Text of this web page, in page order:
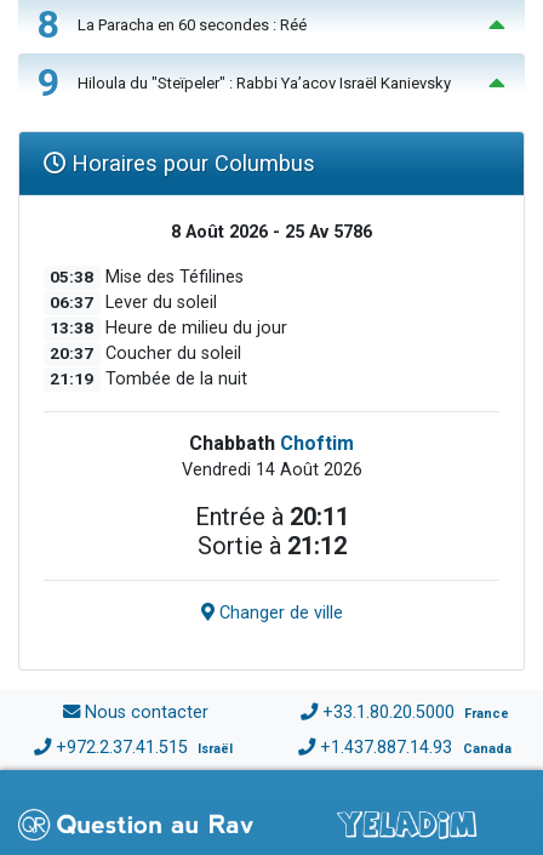
8 La Paracha en 60 secondes : Réé
9 Hiloula du "Steïpeler" : Rabbi Ya’acov Israël Kanievsky
Horaires pour Columbus
8 Août 2026 - 25 Av 5786
05:38 Mise des Téfilines
06:37 Lever du soleil
13:38 Heure de milieu du jour
20:37 Coucher du soleil
21:19 Tombée de la nuit
Chabbath Choftim
Vendredi 14 Août 2026
Entrée à 20:11
Sortie à 21:12
Changer de ville
Nous contacter +33.1.80.20.5000 France
+972.2.37.41.515 Israël +1.437.887.14.93 Canada